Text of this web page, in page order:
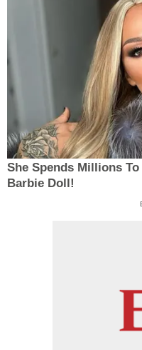
She Spends Millions
Barbie Doll!